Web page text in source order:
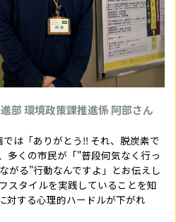
部 環境政策課推進係阿部さん
は「ありがとう‼️ それ、脱炭素で
多くの市民が「"普段何気なく行っ
がる"行動なんですよ」とお伝えし
スタイルを実践していることを知
対する心理的ハードルが下がれ